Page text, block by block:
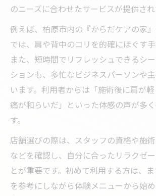
のニーズに合わせたサービスが提供され
例えば、柏原市内の『からだケアの家
では、肩や背中のコリを的確にほぐす手
また、短時間でリフレッシュできるシ
ションも、多忙なビジネスパーソンや
います。利用者からは「施術後に肩が
痛が和らいだ」といった体感の声が多
す。
店舗選びの際は、スタッフの資格や施
などを確認し、自分に合ったリラクゼ
とが重要です。初めて利用する方は、
を参考にしながら体験メニューから始